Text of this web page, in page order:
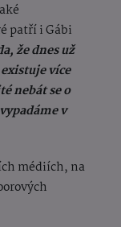
patří i Gábi
že dnes už
více
nebát se o
v
médiích, na